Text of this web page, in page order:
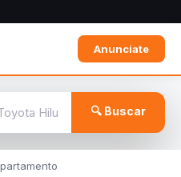
Anunciate
🔍 Buscar